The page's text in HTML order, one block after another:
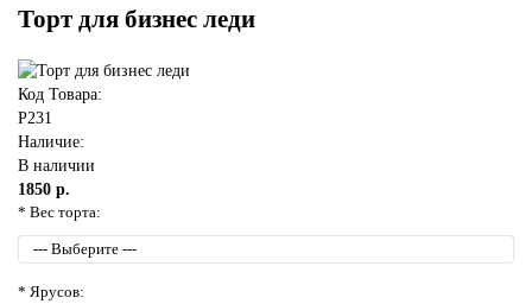
Торт для бизнес леди
Код Товара:
P231
Наличие:
В наличии
1850 р.
* Вес торта:
* Ярусов: